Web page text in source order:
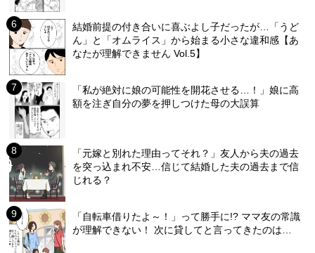
結婚前提の付き合いに喜ぶよし子だったが…「うど
ん」と「オムライス」から始まる小さな違和感【あ
なたが理解できません Vol.5】
「私が絶対に娘の可能性を開花させる…！」娘に高
額を注ぎ自分の夢を押しつけた母の大誤算
「元嫁と別れた理由ってそれ？」友人から夫の過去
を突っ込まれ不安…信じて結婚した夫の過去まで信
じれる？
「自転車借りたよ～！」って勝手に!? ママ友の常識
が理解できない！ 次に貸してと言ってきたのは…